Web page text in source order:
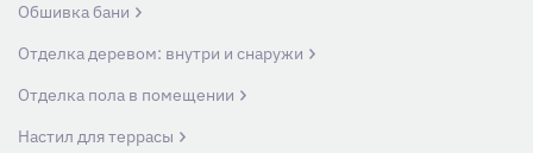
Обшивка бани
Отделка деревом: внутри и снаружи
Отделка пола в помещении
Настил для террасы